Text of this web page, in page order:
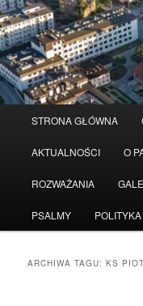
Przeskocz
do
tekstu
Przeskocz
do
widgetów
STRONA GŁÓWNA
AKTUALNOŚCI O
ROZWAŻANIA
PSALMY
ARCHIWA TAGU:KS
Serwis wykorzystuje pliki